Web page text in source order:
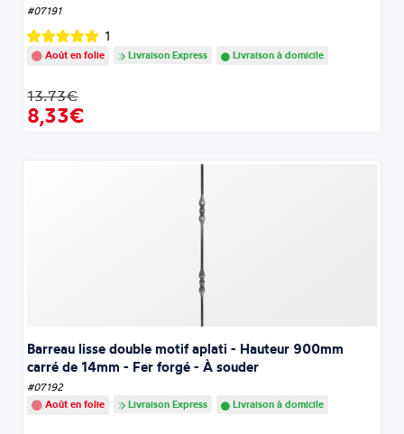
#07191
1
Août en folie Livraison Express Livraison à domicile
13.73€
8,33€
Barreau lisse double motif aplati - Hauteur 900mm
carré de 14mm - Fer forgé - À souder
#07192
Août en folie
Livraison Express Livraison à domicile